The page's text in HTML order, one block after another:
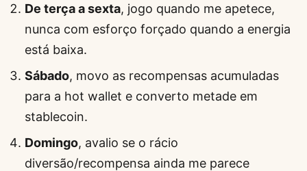
De terça a sexta, jogo quando me apetece,
nunca com esforço forçado quando a energia
está baixa.
Sábado, movo as recompensas acumuladas
para a hot wallet e converto metade em
stablecoin.
Domingo, avalio se o rácio
diversão/recompensa ainda me parece